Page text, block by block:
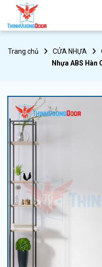
Trang chủ CỬA NHỰA
Nhựa ABS Hàn